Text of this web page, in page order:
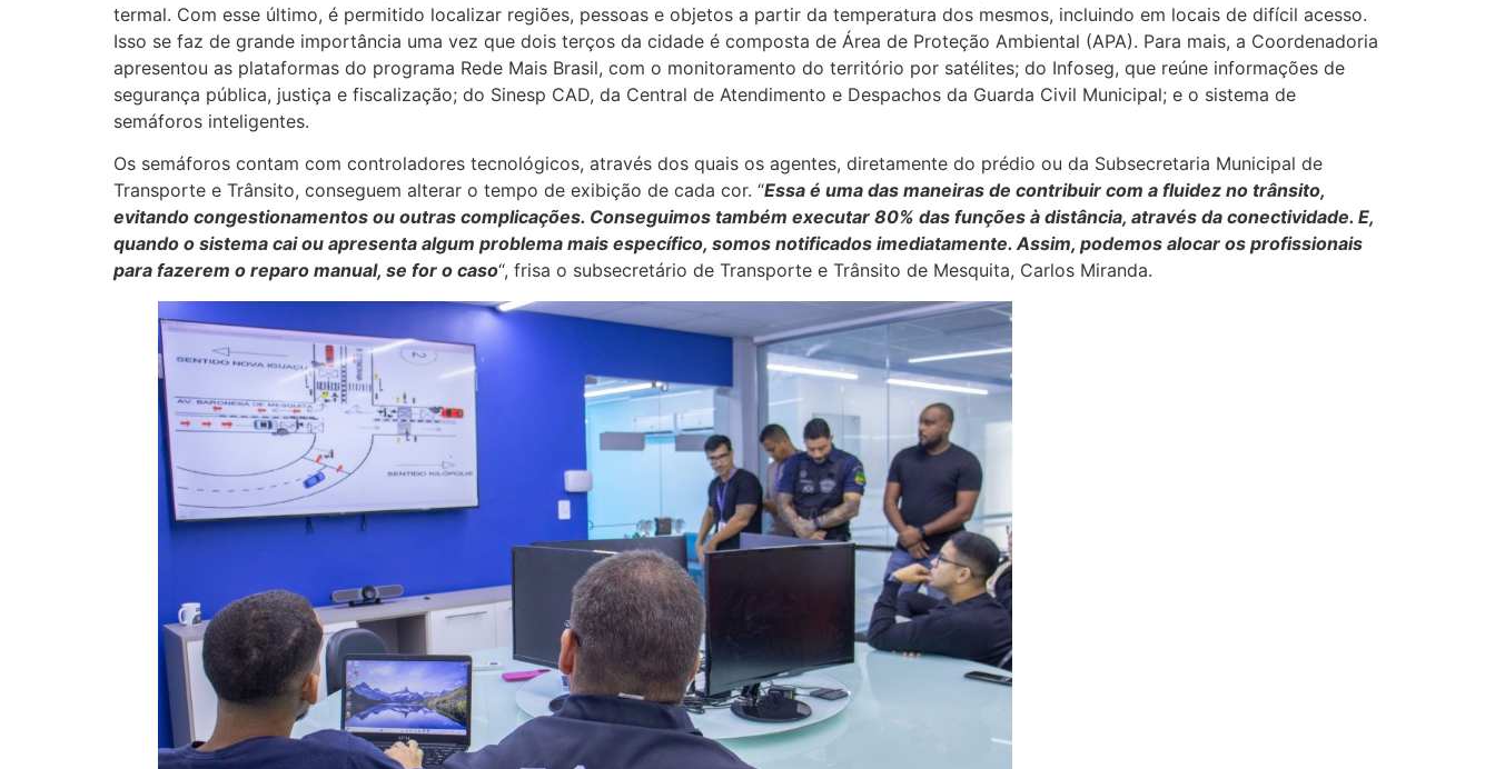
termal. Com esse último, é permitido localizar regiões, pessoas e objetos a partir da temperatura dos mesmos, incluindo em locais de difícil acesso.
Isso se faz de grande importância uma vez que dois terços da cidade é composta de Área de Proteção Ambiental (APA). Para mais, a Coordenadoria
apresentou as plataformas do programa Rede Mais Brasil, com o monitoramento do território por satélites; do Infoseg, que reúne informações de
segurança pública, justiça e fiscalização; do Sinesp CAD, da Central de Atendimento e Despachos da Guarda Civil Municipal; e o sistema de
semáforos inteligentes.
Os semáforos contam com controladores tecnológicos, através dos quais os agentes, diretamente do prédio ou da Subsecretaria Municipal de
Transporte e Trânsito, conseguem alterar o tempo de exibição de cada cor. “Essa é uma das maneiras de contribuir com a fluidez no trânsito,
evitando congestionamentos ou outras complicações. Conseguimos também executar 80% das funções à distância, através da conectividade. E,
quando o sistema cai ou apresenta algum problema mais específico, somos notificados imediatamente. Assim, podemos alocar os profissionais
para fazerem o reparo manual, se for o caso“, frisa o subsecretário de Transporte e Trânsito de Mesquita, Carlos Miranda.